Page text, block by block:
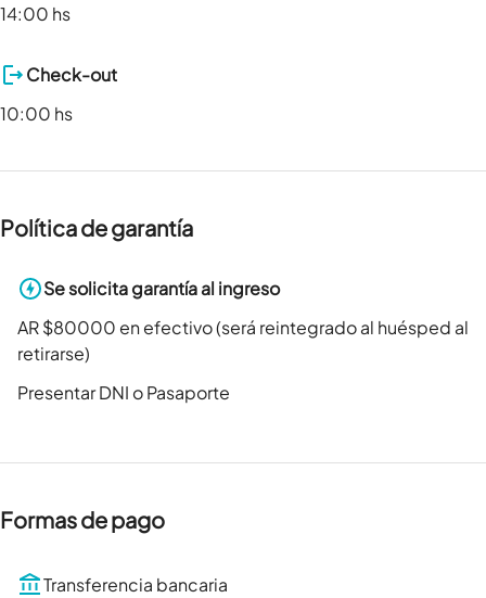
14:00 hs
Check-out
10:00 hs
Política de garantía
Se solicita garantía al ingreso
AR $80000 en efectivo (será reintegrado al huésped al
retirarse)
Presentar DNI o Pasaporte
Formas de pago
Transferencia bancaria